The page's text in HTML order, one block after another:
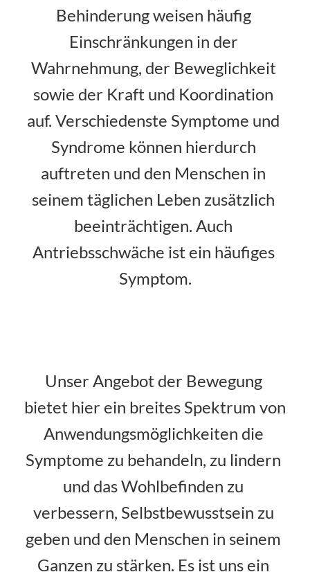
Behinderung weisen häufig
Einschränkungen in der
Wahrnehmung, der Beweglichkeit
sowie der Kraft und Koordination
auf. Verschiedenste Symptome und
Syndrome können hierdurch
auftreten und den Menschen in
seinem täglichen Leben zusätzlich
beeinträchtigen. Auch
Antriebsschwäche ist ein häufiges
Symptom.
Unser Angebot der Bewegung
bietet hier ein breites Spektrum von
Anwendungsmöglichkeiten die
Symptome zu behandeln, zu lindern
und das Wohlbefinden zu
verbessern, Selbstbewusstsein zu
geben und den Menschen in seinem
Ganzen zu stärken. Es ist uns ein